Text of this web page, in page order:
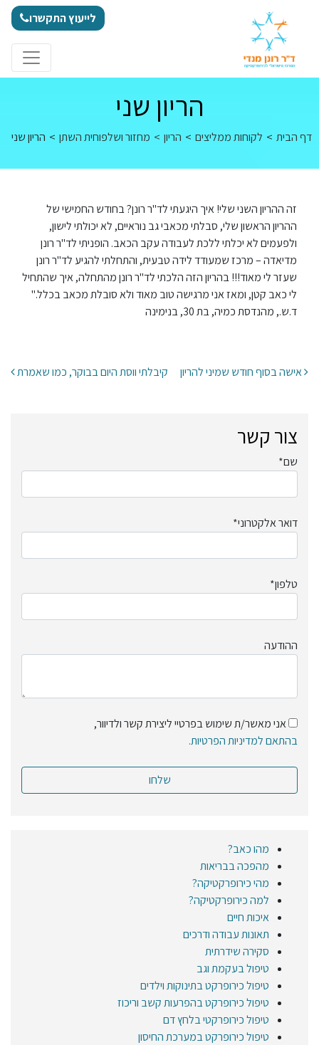
לייעוץ התקשרו
הריון שני
דף הבית > לקוחות ממליצים > הריון > מחזור ושלפוחית השתן > הריון שני
זה ההריון השני שלי! איך היגעתי לד"ר רונן? בחודש החמישי של
ההריון הראשון שלי, סבלתי מכאבי גב נוראיים, לא יכולתי לישון,
ולפעמים לא יכלתי ללכת לעבודה עקב הכאב. הופניתי לד"ר רונן
מדיאדה – מרכז שמעודד לידה טבעית, והתחלתי להגיע לד"ר רונן
שעזר לי מאוד!!! בהריון הזה הלכתי לד"ר רונן מהתחלה, איך שהתחיל
לי כאב קטן, ומאז אני מרגישה טוב מאוד ולא סובלת מכאב בכלל."
ד.ש., מהנדסת כמיה, בת 30, בנימינה
ניווט בפרסומים
אישה בסוף חודש שמיני להריון קיבלתי ווסת היום בבוקר, כמו שאמרת
צור קשר
שם*
דואר אלקטרוני*
טלפון*
ההודעה
אני מאשר/ת שימוש בפרטיי ליצירת קשר ולדיוור,
בהתאם למדיניות הפרטיות.
מהו כאב?
מהפכה בבריאות
מהי כירופרקטיקה?
למה כירופרקטיקה?
איכות חיים
תאונות עבודה ודרכים
סקירה שידרתית
טיפול בעקמת וגב
טיפול כירופרקט בתינוקות וילדים
טיפול כירופרקט בהפרעות קשב וריכוז
טיפול כירופרקטי בלחץ דם
טיפול כירופרקט במערכת החיסון